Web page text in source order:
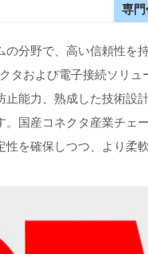
専
分野で、高い信頼性を
タおよび電子接続ソリ
能力、熟成した技術設
国産コネクタ産業チェ
を確保しつつ、より柔